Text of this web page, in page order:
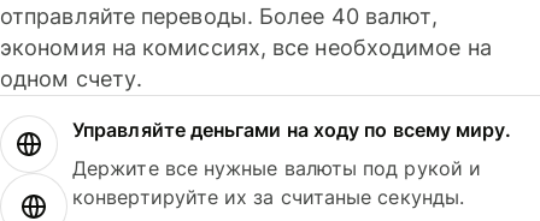
отправляйте переводы. Более 40 валют,
экономия на комиссиях, все необходимое на
одном счету.
Управляйте деньгами на ходу по всему миру.
Держите все нужные валюты под рукой и
конвертируйте их за считаные секунды.